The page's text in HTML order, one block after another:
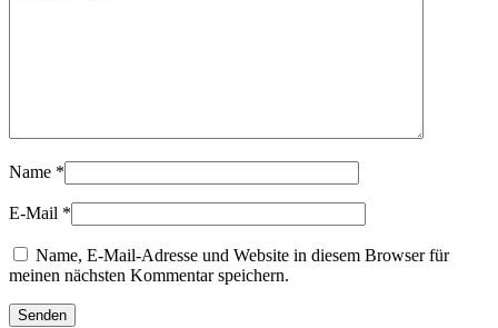
Name *
E-Mail *
Name, E-Mail-Adresse und Website in diesem Browser für
meinen nächsten Kommentar speichern.